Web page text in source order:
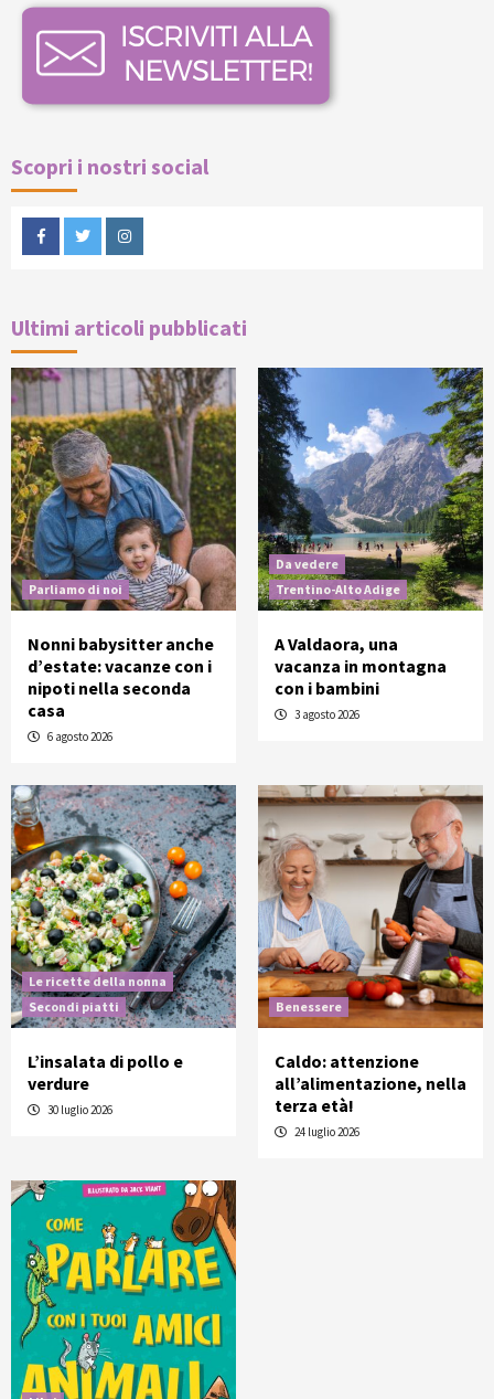
Scopri i nostri social
FacebookTwitterInstagram
Ultimi articoli pubblicati
Parliamo di noi
Nonni babysitter anche
d’estate: vacanze con i
nipoti nella seconda
casa
6 agosto 2026
Da vedere
Trentino-Alto Adige
A Valdaora, una
vacanza in montagna
con i bambini
3 agosto 2026
Le ricette della nonna
Secondi piatti
L’insalata di pollo e
verdure
30 luglio 2026
Benessere
Caldo: attenzione
all’alimentazione, nella
terza età!
24 luglio 2026